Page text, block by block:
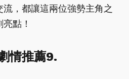
，都讓這兩位強勢主角之
點！
情推薦9.